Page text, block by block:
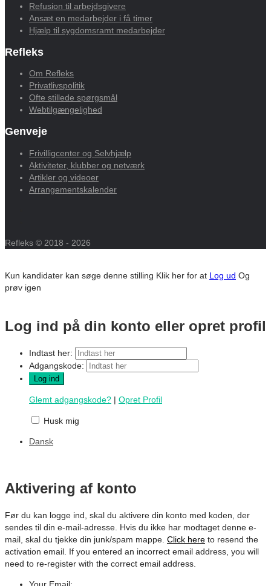
Refusion til arbejdsgivere
Ansæt en medarbejder i få timer
Hjælp til sygdomsramt medarbejder
Refleks
Om Refleks
Privatlivspolitik
Ofte stillede spørgsmål
Webtilgængelighed
Genveje
Frivilligcenter og Selvhjælp
Aktiviteter, klubber og netværk
Artikler og videoer
Arrangementskalender
Refleks © 2018 - 2026
Kun kandidater kan søge denne stilling Klik her for at Log ud Og
prøv igen
Log ind på din konto eller opret profil
Indtast her:
Adgangskode:
Glemt adgangskode? | Opret Profil
Husk mig
Dansk
Aktivering af konto
Før du kan logge ind, skal du aktivere din konto med koden, der
sendes til din e-mail-adresse. Hvis du ikke har modtaget denne e-
mail, skal du tjekke din junk/spam mappe. Click here to resend the
activation email. If you entered an incorrect email address, you will
need to re-register with the correct email address.